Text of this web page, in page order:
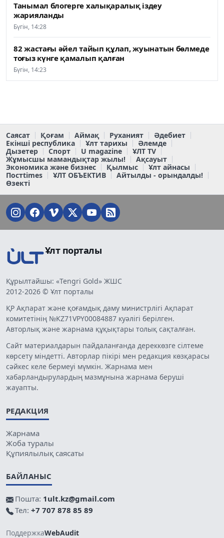
Танымал блогерге халықаралық іздеу
жарияланды
Бүгін, 14:28
82 жастағы әйел тайып құлап, жуынатын бөлмеде
тоғыз күнге қамалып қалған
Бүгін, 14:23
Саясат Қоғам Аймақ Руханият
Әдебиет
Екінші республика
Ұлт тарихы
Әлемде
Дызетер
Спорт U magazine
ҰЛТ TV
Жұмысшы мамандықтар жылы!
Ақсауыт
Экономика және бизнес
Қылмыс
Ұлт айнасы
Постtimes
ҰЛТ ОБЪЕКТИВ
Айтылды - орындалды!
Өзекті
Ұлт порталы
Құрылтайшы: «Tengri Gold» ЖШС
2012-2026 © Ұлт порталы
ҚР Ақпарат және қоғамдық даму министрлігі Ақпарат
комитетінің №KZ71VPY00084887 куәлігі берілген.
Авторлық және жарнама құқықтары толық сақталған.
Сайт материалдарын пайдаланғанда дереккөзге сілтеме
көрсету міндетті. Авторлар пікірі мен редакция көзқарасы
сәйкес келе бермеуі мүмкін. Жарнама мен
хабарландырулардың мазмұнына жарнама беруші
жауапты.
РЕДАКЦИЯ
Жарнама
Жоба туралы
Құпиялылық саясаты
БАЙЛАНЫС
Пошта: 1ult.kz@gmail.com
Тел: +7 707 878 85 89
ПоддержкаWebAudit